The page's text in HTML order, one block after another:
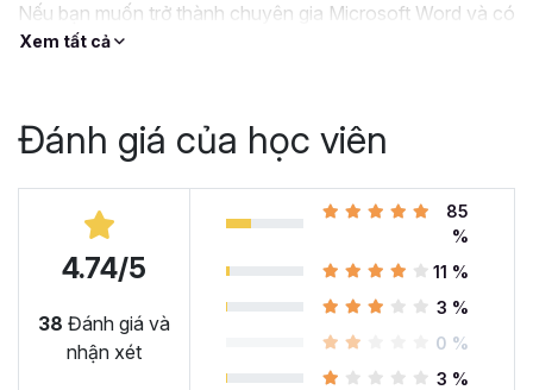
Nếu bạn muốn trở thành chuyên gia Microsoft Word và có
thể làm chủ công cụ này thì khóa học
ỨNG DỤNG CỦA
MICROSOFT WORD TRONG
CÔNG VIỆC
Microsoft Word là công cụ làm việc vô cùng quan trọng
trong nhiều ngành nghề hiện nay. Nó cung cấp các tính
năng và chức năng hữu ích để soạn thảo, biên tập tài
liệu… Có thể kể đến một số ứng dụng như:
Xem tất cả
Đánh giá của học viên
4.74/5
38 Đánh giá và
nhận xét
85
%
11 %
3 %
0 %
3 %